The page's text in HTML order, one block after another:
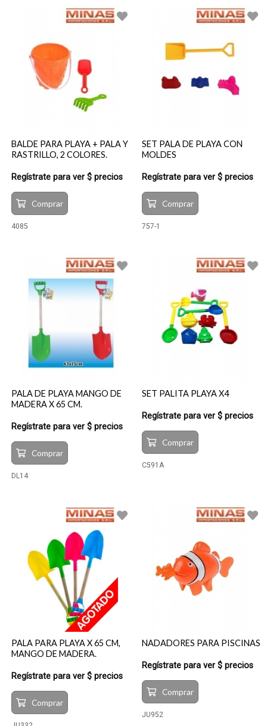
BALDE PARA PLAYA + PALA Y
RASTRILLO, 2 COLORES.
Regístrate para ver $ precios
Comprar
4085
SET PALA DE PLAYA CON
MOLDES
Regístrate para ver $ precios
Comprar
757-1
PALA DE PLAYA MANGO DE
MADERA X 65 CM.
Regístrate para ver $ precios
Comprar
DL14
SET PALITA PLAYA X4
Regístrate para ver $ precios
Comprar
C591A
PALA PARA PLAYA X 65 CM,
MANGO DE MADERA.
Regístrate para ver $ precios
Comprar
NADADORES PARA PISCINAS
Regístrate para ver $ precios
Comprar
JU952